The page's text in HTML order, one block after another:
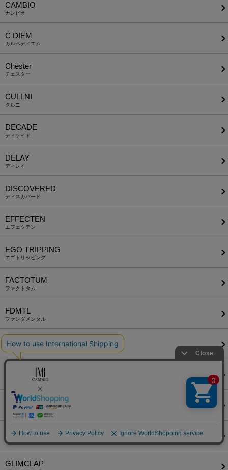
CAMBIO
カンビオ
C DIEM
カルペディエム
Chester
チェスター
CULLNI
クルニ
DECADE
ディケイド
DELAY
ディレイ
DISCOVERED
ディスカバード
EFFECTEN
エフェクテン
EGO TRIPPING
エゴトリッピング
FACTOTUM
ファクトタム
FDMTL
ファンダメンタル
felkod
フィデリティ
FlexibleVisual SPCE
フレキシブル ヴィジュアル スペース
glamb
グラム
GLIMCLAP